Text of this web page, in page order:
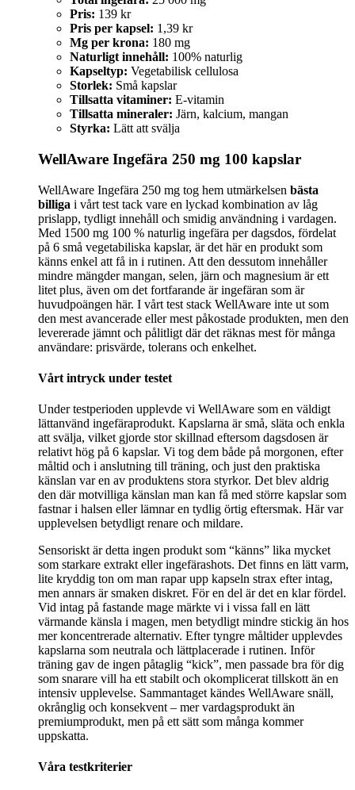
Pris: 139 kr
Pris per kapsel: 1,39 kr
Mg per krona: 180 mg
Naturligt innehåll: 100% naturlig
Kapseltyp: Vegetabilisk cellulosa
Storlek: Små kapslar
Tillsatta vitaminer: E-vitamin
Tillsatta mineraler: Järn, kalcium, mangan
Styrka: Lätt att svälja
WellAware Ingefära 250 mg 100 kapslar
WellAware Ingefära 250 mg tog hem utmärkelsen bästa
billiga i vårt test tack vare en lyckad kombination av låg
prislapp, tydligt innehåll och smidig användning i vardagen.
Med 1500 mg 100 % naturlig ingefära per dagsdos, fördelat
på 6 små vegetabiliska kapslar, är det här en produkt som
känns enkel att få in i rutinen. Att den dessutom innehåller
mindre mängder mangan, selen, järn och magnesium är ett
litet plus, även om det fortfarande är ingefäran som är
huvudpoängen här. I vårt test stack WellAware inte ut som
den mest avancerade eller mest påkostade produkten, men den
levererade jämnt och pålitligt där det räknas mest för många
användare: prisvärde, tolerans och enkelhet.
Vårt intryck under testet
Under testperioden upplevde vi WellAware som en väldigt
lättanvänd ingefäraprodukt. Kapslarna är små, släta och enkla
att svälja, vilket gjorde stor skillnad eftersom dagsdosen är
relativt hög på 6 kapslar. Vi tog dem både på morgonen, efter
måltid och i anslutning till träning, och just den praktiska
känslan var en av produktens stora styrkor. Det blev aldrig
den där motvilliga känslan man kan få med större kapslar som
fastnar i halsen eller lämnar en tydlig örtig eftersmak. Här var
upplevelsen betydligt renare och mildare.
Sensoriskt är detta ingen produkt som “känns” lika mycket
som starkare extrakt eller ingefärashots. Det finns en lätt varm,
lite kryddig ton om man rapar upp kapseln strax efter intag,
men annars är smaken diskret. För en del är det en klar fördel.
Vid intag på fastande mage märkte vi i vissa fall en lätt
värmande känsla i magen, men betydligt mindre stickig än hos
mer koncentrerade alternativ. Efter tyngre måltider upplevdes
kapslarna som neutrala och lättplacerade i rutinen. Inför
träning gav de ingen påtaglig “kick”, men passade bra för dig
som snarare vill ha ett stabilt och okomplicerat tillskott än en
intensiv upplevelse. Sammantaget kändes WellAware snäll,
okrånglig och konsekvent – mer vardagsprodukt än
premiumprodukt, men på ett sätt som många kommer
uppskatta.
Våra testkriterier